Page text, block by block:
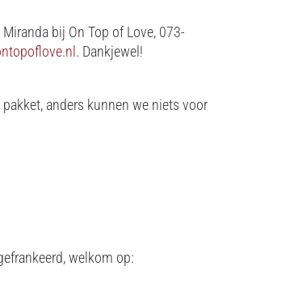
bij On Top of Love, 073-
. Dankjewel!
anders kunnen we niets voor
welkom op: